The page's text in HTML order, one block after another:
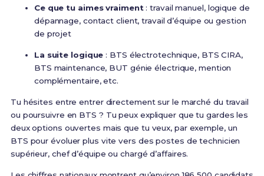
Ce que tu aimes vraiment: travail manuel, logique de
dépannage, contact client, travail d’équipe ou gestion
de projet
La suite logique : BTS électrotechnique, BTS CIRA,
BTS maintenance, BUT génie électrique, mention
complémentaire, etc.
Tu hésites entre entrer directement sur le marché du travail
ou poursuivre en BTS ? Tu peux expliquer que tu gardes les
deux options ouvertes mais que tu veux, par exemple, un
BTS pour évoluer plus vite vers des postes de technicien
supérieur, chef d’équipe ou chargé d’affaires.